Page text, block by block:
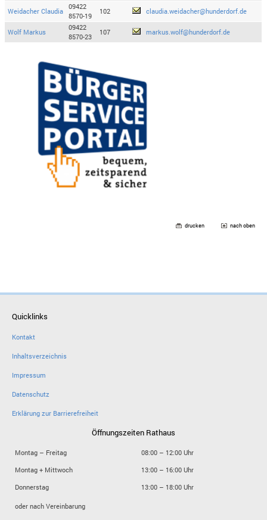
Weidacher Claudia
09422
8570-19
102 claudia.weidacher@hunderdorf.de
Wolf Markus
09422
8570-23
107 markus.wolf@hunderdorf.de
drucken nach oben
Quicklinks
Kontakt
Inhaltsverzeichnis
Impressum
Datenschutz
Erklärung zur Barrierefreiheit
Öffnungszeiten Rathaus
Montag – Freitag
08:00 – 12:00 Uhr
Montag + Mittwoch
13:00 – 16:00 Uhr
Donnerstag
13:00 – 18:00 Uhr
oder nach Vereinbarung